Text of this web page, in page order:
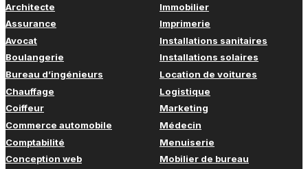
Architecte
Assurance
Avocat
Boulangerie
Bureau d’ingénieurs
Chauffage
Coiffeur
Commerce automobile
Comptabilité
Conception web
Immobilier
Imprimerie
Installations sanitaires
Installations solaires
Location de voitures
Logistique
Marketing
Médecin
Menuiserie
Mobilier de bureau